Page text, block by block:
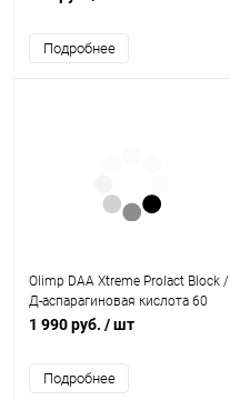
Подробнее
Olimp DAA Xtreme Prolact Block /
Д-аспарагиновая кислота 60
таблеток
1 990 руб. / шт
Подробнее